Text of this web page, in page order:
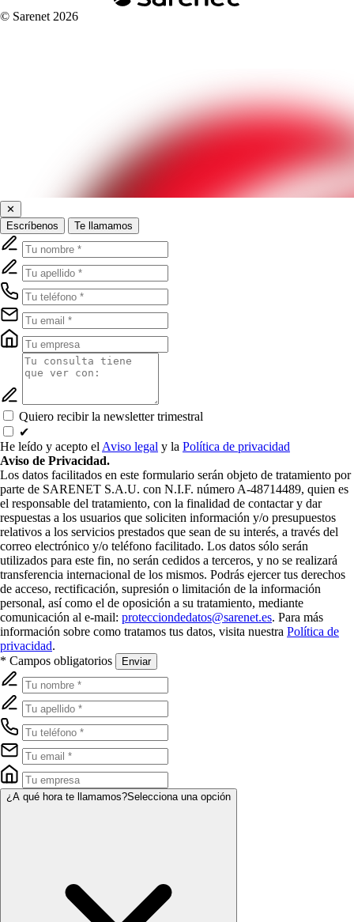
© Sarenet 2026
✕
Escríbenos
Te llamamos
Quiero recibir la newsletter trimestral
✔
He leído y acepto el Aviso legal y la Política de privacidad
Aviso de Privacidad.
Los datos facilitados en este formulario serán objeto de tratamiento por
parte de SARENET S.A.U. con N.I.F. número A-48714489, quien es
el responsable del tratamiento, con la finalidad de contactar y dar
respuestas a los usuarios que soliciten información y/o presupuestos
relativos a los servicios prestados que sean de su interés, a través del
correo electrónico y/o teléfono facilitado. Los datos sólo serán
utilizados para este fin, no serán cedidos a terceros, y no se realizará
transferencia internacional de los mismos. Podrás ejercer tus derechos
de acceso, rectificación, supresión o limitación de la información
personal, así como el de oposición a su tratamiento, mediante
comunicación al e-mail: protecciondedatos@sarenet.es. Para más
información sobre como tratamos tus datos, visita nuestra Política de
privacidad.
* Campos obligatorios
Enviar
¿A qué hora te llamamos?Selecciona una opción